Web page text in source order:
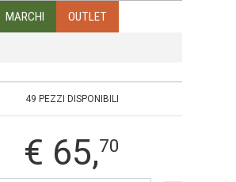
MARCHI OUTLET
49 PEZZI DISPONIBILI
€ 65,70